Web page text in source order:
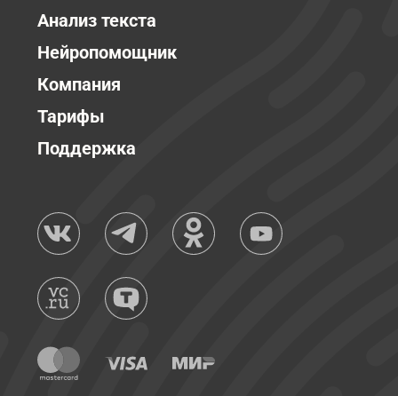
Анализ текста
Нейропомощник
Компания
Тарифы
Поддержка